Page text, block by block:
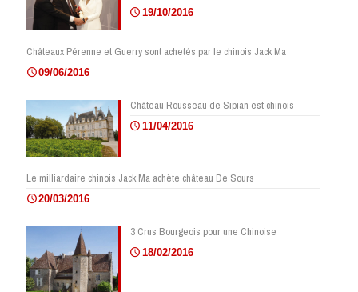
19/10/2016
Châteaux Pérenne et Guerry sont achetés par le chinois Jack Ma
09/06/2016
Château Rousseau de Sipian est chinois
11/04/2016
Le milliardaire chinois Jack Ma achète château De Sours
20/03/2016
3 Crus Bourgeois pour une Chinoise
18/02/2016